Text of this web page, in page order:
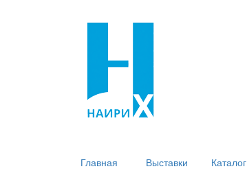
Главная Выставки Каталог